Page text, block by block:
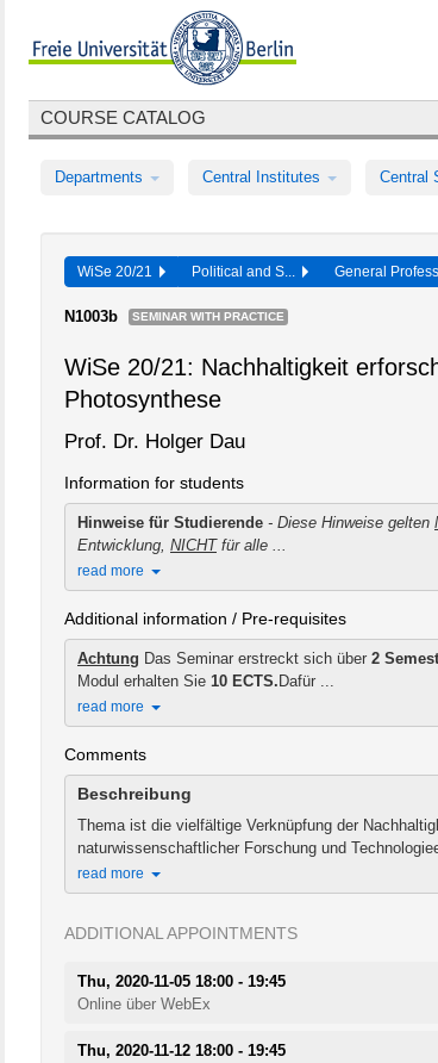
COURSE CATALOG
Departments Central Institutes Central
WiSe 20/21 Political and S... General
N1003b SEMINAR WITH PRACTICE
WiSe 20/21: Nachhaltigkeit
Photosynthese
Prof. Dr. Holger Dau
Information for students
Hinweise für Studierende - Diese Hinweise gelten
Entwicklung, NICHTfür alle ...
read more
Additional information / Pre-requisites
Achtung Das Seminar erstreckt sich über 2
Modul erhalten Sie 10 ECTS. Dafür ...
read more
Comments
Beschreibung
Thema ist die vielfältige Verknüpfung der
naturwissenschaftlicher Forschung und
read more
ADDITIONAL APPOINTMENTS
Thu, 2020-11-05 18:00 - 19:45
Online über WebEx
Thu, 2020-11-12 18:00 - 19:45